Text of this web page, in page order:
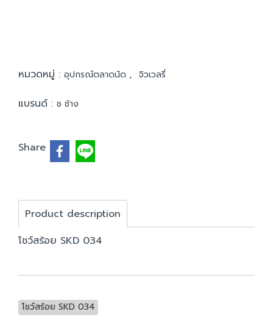
หมวดหมู่ : อุปกรณ์ตลาดนัด , จิวเวลรี่
แบรนด์ : ช ช้าง
Share
Product description
โชว์สร้อย SKD 034
โชว์สร้อย SKD 034